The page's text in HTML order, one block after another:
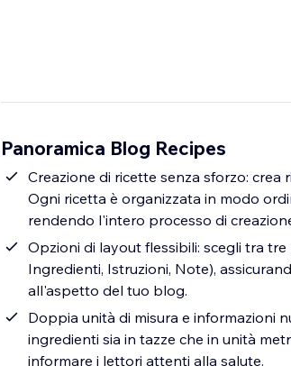
Panoramica Blog Recipes
Creazione di ricette senza sforzo:
Ogni ricetta è organizzata in modo
rendendo l'intero processo di
Opzioni di layout flessibili: scegli tra
Ingredienti, Istruzioni, Note),
all'aspetto del tuo blog.
Doppia unità di misura e informazioni
ingredienti sia in tazze che in unità
informare i lettori attenti alla salute.